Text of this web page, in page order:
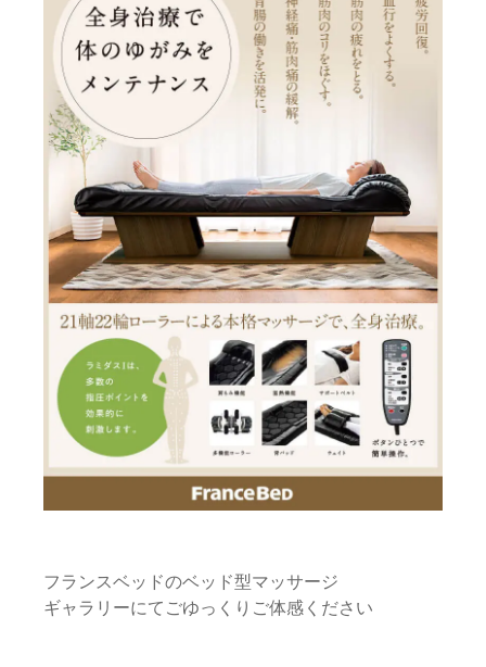
フランスベッドのベッド型マッサージ
ギャラリーにてごゆっくりご体感ください